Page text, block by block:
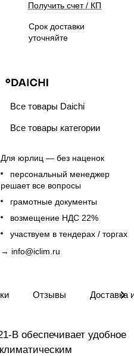
Получить счет / КП
Срок доставки
уточняйте
Все товары Daichi
Все товары категории
Для юрлиц — без наценок
персональный менеджер
решает все вопросы
грамотные документы
возмещение НДС 22%
участвуем в тендерах / торгах
→ info@iclim.ru
Отзывы Доставка
B обеспечивает удобное